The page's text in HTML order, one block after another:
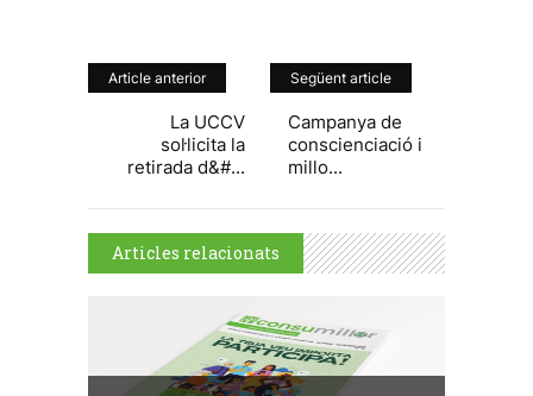
Article anterior
La UCCV
sol·licita la
retirada d&#...
Següent article
Campanya de
conscienciació i
millo...
Articles relacionats